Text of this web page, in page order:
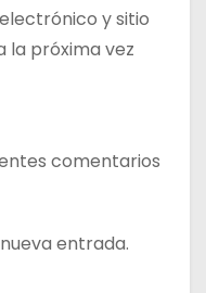
y sitio
la próxima vez
comentarios
entrada.